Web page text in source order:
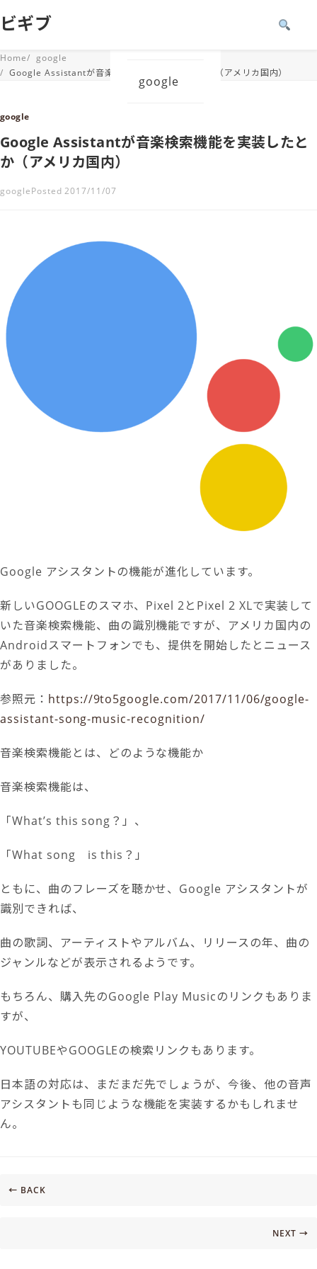
ビギブ
google
Home
google
Google Assistantが音楽検索機能を実装したとか（アメリカ国内）
google
Google Assistantが音楽検索機能を実装したと
か（アメリカ国内）
googlePosted 2017/11/07
Google アシスタントの機能が進化しています。
新しいGOOGLEのスマホ、Pixel 2とPixel 2 XLで実装して
いた音楽検索機能、曲の識別機能ですが、アメリカ国内の
Androidスマートフォンでも、提供を開始したとニュース
がありました。
参照元： https://9to5google.com/2017/11/06/google-
assistant-song-music-recognition/
音楽検索機能とは、どのような機能か
音楽検索機能は、
「What’s this song？」、
「What song is this？」
ともに、曲のフレーズを聴かせ、Google アシスタントが
識別できれば、
曲の歌詞、アーティストやアルバム、リリースの年、曲の
ジャンルなどが表示されるようです。
もちろん、購入先のGoogle Play Musicのリンクもありま
すが、
YOUTUBEやGOOGLEの検索リンクもあります。
日本語の対応は、まだまだ先でしょうが、今後、他の音声
アシスタントも同じような機能を実装するかもしれませ
ん。
← BACK
NEXT →